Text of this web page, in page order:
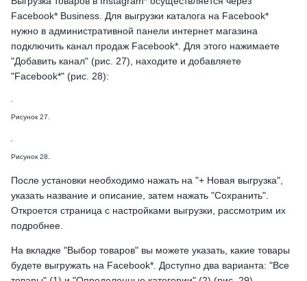
Facebook* Business. Для выгрузки каталога на Facebook*
нужно в административной панели интернет магазина
подключить канал продаж Facebook*. Для этого нажимаете
"Добавить канал" (рис. 27), находите и добавляете
"Facebook*" (рис. 28):
Рисунок 27.
Рисунок 28.
После установки необходимо нажать на "+ Новая выгрузка",
указать название и описание, затем нажать "Сохранить".
Откроется страница с настройками выгрузки, рассмотрим их
подробнее.
На вкладке "Выбор товаров" вы можете указать, какие товары
будете выгружать на Facebook*. Доступно два варианта: "Все